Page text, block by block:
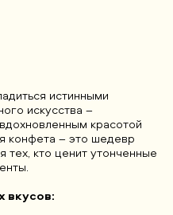
истинными
искусства –
красотой
конфета – это шедевр
тех, кто ценит утонченные
вкусов: